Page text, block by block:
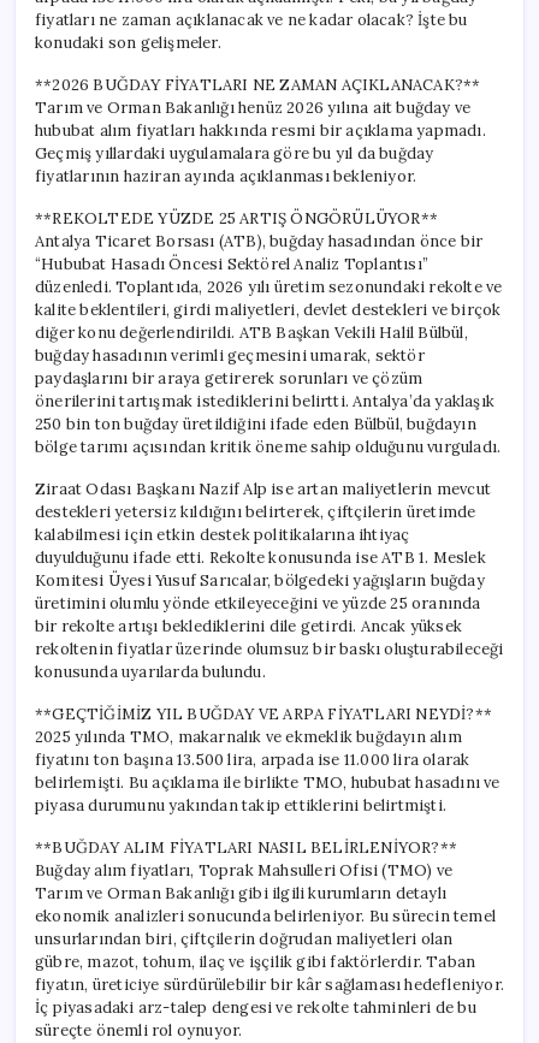
fiyatları ne zaman açıklanacak ve ne kadar olacak? İşte bu
konudaki son gelişmeler.
**2026 BUĞDAY FİYATLARI NE ZAMAN AÇIKLANACAK?**
Tarım ve Orman Bakanlığı henüz 2026 yılına ait buğday ve
hububat alım fiyatları hakkında resmi bir açıklama yapmadı.
Geçmiş yıllardaki uygulamalara göre bu yıl da buğday
fiyatlarının haziran ayında açıklanması bekleniyor.
**REKOLTEDE YÜZDE 25 ARTIŞ ÖNGÖRÜLÜYOR**
Antalya Ticaret Borsası (ATB), buğday hasadından önce bir
“Hububat Hasadı Öncesi Sektörel Analiz Toplantısı”
düzenledi. Toplantıda, 2026 yılı üretim sezonundaki rekolte ve
kalite beklentileri, girdi maliyetleri, devlet destekleri ve birçok
diğer konu değerlendirildi. ATB Başkan Vekili Halil Bülbül,
buğday hasadının verimli geçmesini umarak, sektör
paydaşlarını bir araya getirerek sorunları ve çözüm
önerilerini tartışmak istediklerini belirtti. Antalya’da yaklaşık
250 bin ton buğday üretildiğini ifade eden Bülbül, buğdayın
bölge tarımı açısından kritik öneme sahip olduğunu vurguladı.
Ziraat Odası Başkanı Nazif Alp ise artan maliyetlerin mevcut
destekleri yetersiz kıldığını belirterek, çiftçilerin üretimde
kalabilmesi için etkin destek politikalarına ihtiyaç
duyulduğunu ifade etti. Rekolte konusunda ise ATB 1. Meslek
Komitesi Üyesi Yusuf Sarıcalar, bölgedeki yağışların buğday
üretimini olumlu yönde etkileyeceğini ve yüzde 25 oranında
bir rekolte artışı beklediklerini dile getirdi. Ancak yüksek
rekoltenin fiyatlar üzerinde olumsuz bir baskı oluşturabileceği
konusunda uyarılarda bulundu.
**GEÇTİĞİMİZ YIL BUĞDAY VE ARPA FİYATLARI NEYDİ?**
2025 yılında TMO, makarnalık ve ekmeklik buğdayın alım
fiyatını ton başına 13.500 lira, arpada ise 11.000 lira olarak
belirlemişti. Bu açıklama ile birlikte TMO, hububat hasadını ve
piyasa durumunu yakından takip ettiklerini belirtmişti.
**BUĞDAY ALIM FİYATLARI NASIL BELİRLENİYOR?**
Buğday alım fiyatları, Toprak Mahsulleri Ofisi (TMO) ve
Tarım ve Orman Bakanlığı gibi ilgili kurumların detaylı
ekonomik analizleri sonucunda belirleniyor. Bu sürecin temel
unsurlarından biri, çiftçilerin doğrudan maliyetleri olan
gübre, mazot, tohum, ilaç ve işçilik gibi faktörlerdir. Taban
fiyatın, üreticiye sürdürülebilir bir kâr sağlaması hedefleniyor.
İç piyasadaki arz-talep dengesi ve rekolte tahminleri de bu
süreçte önemli rol oynuyor.